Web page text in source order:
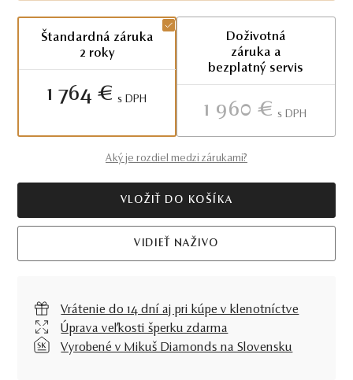
Štandardná záruka
2 roky
1 764 € S DPH
Doživotná
záruka a
bezplatný servis
1 960 € S DPH
Aký je rozdiel medzi zárukami?
VLOŽIŤ DO KOŠÍKA
VIDIEŤ NAŽIVO
Vrátenie do 14 dní aj pri kúpe v klenotníctve
Úprava veľkosti šperku zdarma
Vyrobené v Mikuš Diamonds na Slovensku